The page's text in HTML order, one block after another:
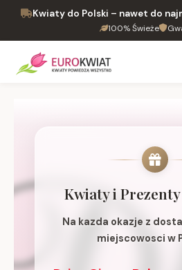
Kwiaty do Polski – nawet do
100% Świeże
Kwiaty i
Na kazda okazje z
miejscowosci w